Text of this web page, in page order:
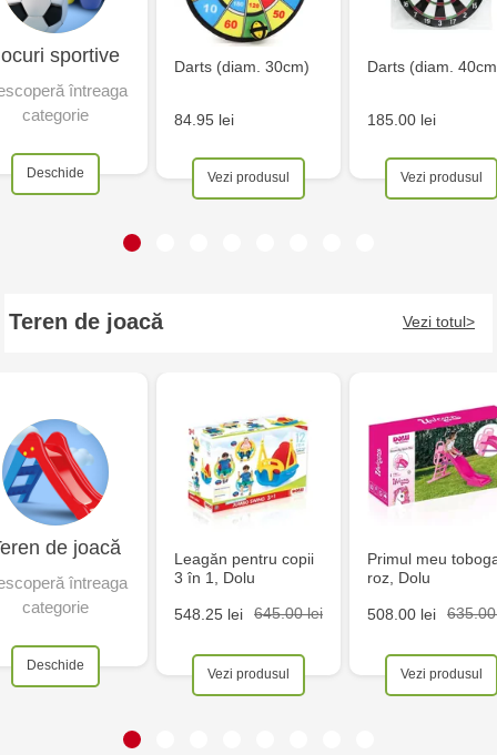
sportive
întreaga
categorie
Deschide
Darts (diam. 30cm)
84.95 lei
Vezi produsul
Darts (diam.
185.00 lei
Vezi produsul
Teren de joacă Vezi totul
de joacă
întreaga
categorie
Deschide
Leagăn pentru copii
3 în 1, Dolu
548.25 lei 645.00 lei
Vezi produsul
Primul meu
roz, Dolu
508.00 lei
Vezi produsul